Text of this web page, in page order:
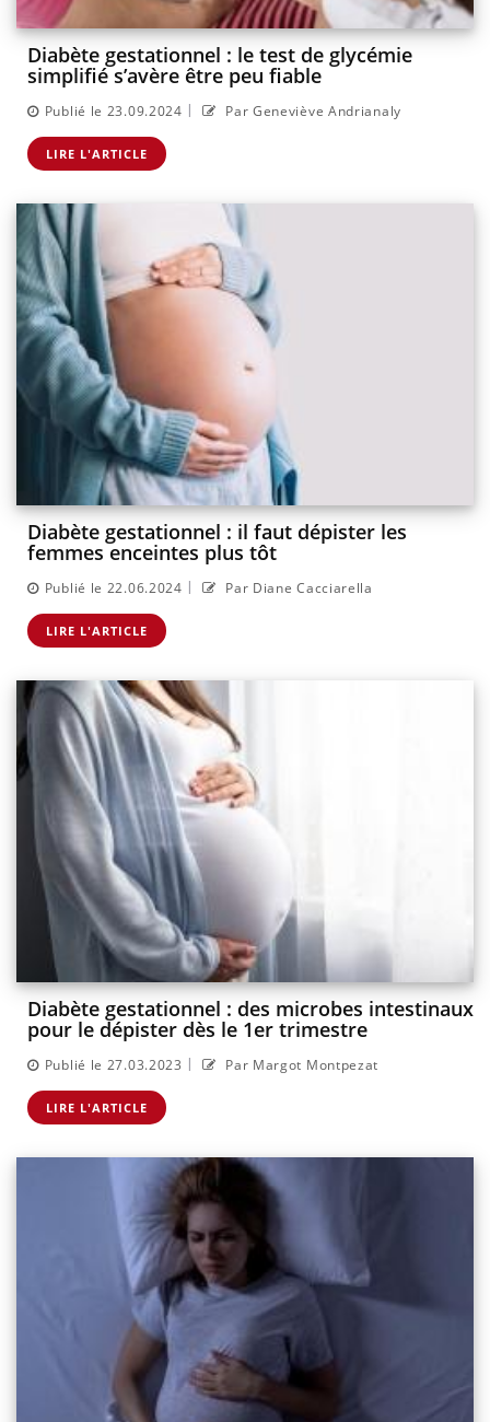
Diabète gestationnel : le test de glycémie
simplifié s’avère être peu fiable
Publié le 23.09.2024 | Par Geneviève Andrianaly
LIRE L'ARTICLE
Diabète gestationnel : il faut dépister les
femmes enceintes plus tôt
Publié le 22.06.2024 | Par Diane Cacciarella
LIRE L'ARTICLE
Diabète gestationnel : des microbes intestinaux
pour le dépister dès le 1er trimestre
Publié le 27.03.2023 | Par Margot Montpezat
LIRE L'ARTICLE